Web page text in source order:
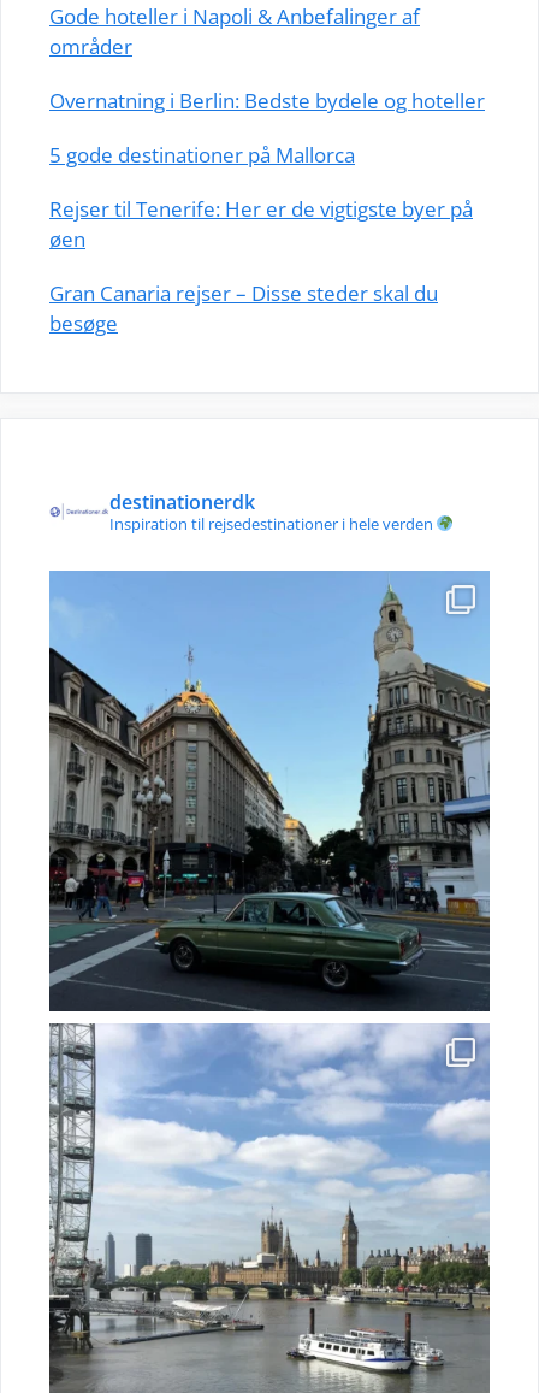
Gode hoteller i Napoli & Anbefalinger af
områder
Overnatning i Berlin: Bedste bydele og hoteller
5 gode destinationer på Mallorca
Rejser til Tenerife: Her er de vigtigste byer på
øen
Gran Canaria rejser – Disse steder skal du
besøge
destinationerdk
Inspiration til rejsedestinationer i hele verden